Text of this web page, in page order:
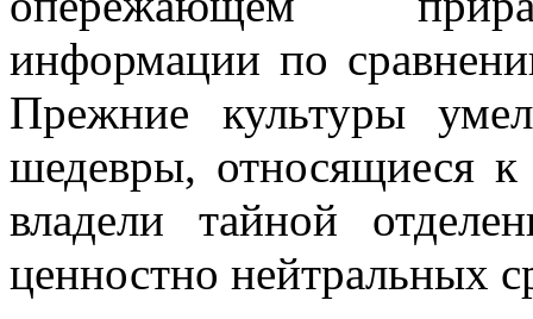
информации по
Прежние культуры
шедевры, относящиеся
владели тайной
ценностно нейтральных